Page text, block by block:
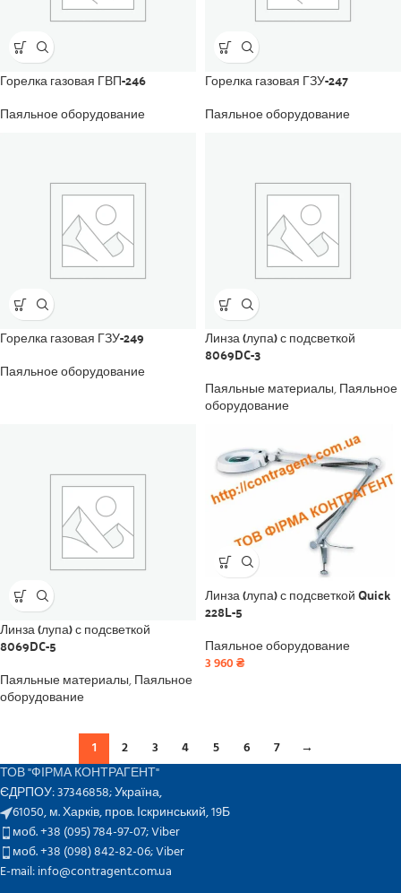
Горелка газовая ГВП-246
Паяльное оборудование
Горелка газовая ГЗУ-247
Паяльное оборудование
Горелка газовая ГЗУ-249
Паяльное оборудование
Линза (лупа) с подсветкой
8069DC-3
Паяльные материалы,Паяльное
оборудование
Линза (лупа) с подсветкой
8069DC-5
Паяльные материалы,Паяльное
оборудование
Линза (лупа) с подсветкой Quick
228L-5
Паяльное оборудование
3 960₴
1 2 3 4 5 6 7
→
ТОВ "ФІРМА КОНТРАГЕНТ"
ЄДРПОУ: 37346858; Україна,
61050, м. Харків, пров. Іскринський, 19Б
моб. +38 (095) 784-97-07;Viber
моб. +38 (098) 842-82-06;Viber
E-mail: info@contragent.com.ua